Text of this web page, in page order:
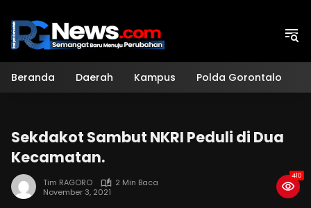
konten
Beranda Daerah Kampus Polda Gorontalo
Sekdakot Sambut NKRI Peduli di Dua
Kecamatan.
Tim RAGORO
2 Min Baca
November 3, 2021
410